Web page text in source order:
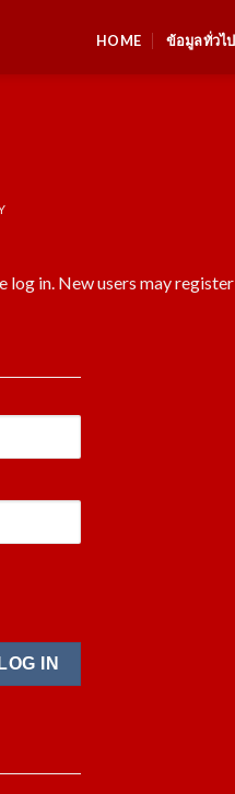
HOME ข้อมูลทั่วไป
log in. New users may